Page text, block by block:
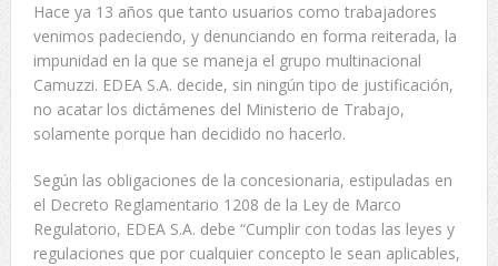
Hace ya 13 años que tanto usuarios como trabajadores
venimos padeciendo, y denunciando en forma reiterada, la
impunidad en la que se maneja el grupo multinacional
Camuzzi. EDEA S.A. decide, sin ningún tipo de justificación,
no acatar los dictámenes del Ministerio de Trabajo,
solamente porque han decidido no hacerlo.
Según las obligaciones de la concesionaria, estipuladas en
el Decreto Reglamentario 1208 de la Ley de Marco
Regulatorio, EDEA S.A. debe “Cumplir con todas las leyes y
regulaciones que por cualquier concepto le sean aplicables,